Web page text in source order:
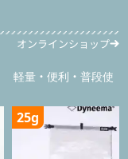
オンラインショップ
軽量・便利・普段使
25g